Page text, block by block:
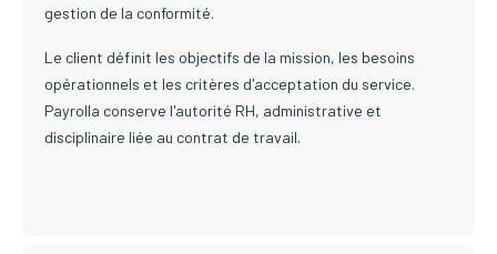
gestion de la conformité.
Le client définit les objectifs de la mission, les besoins
opérationnels et les critères d'acceptation du service.
Payrolla conserve l'autorité RH, administrative et
disciplinaire liée au contrat de travail.